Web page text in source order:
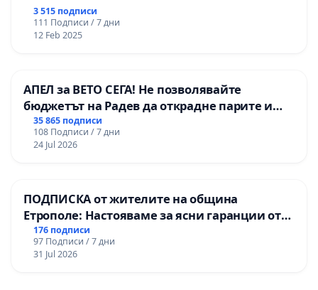
3 515 подписи
111 Подписи / 7 дни
12 Feb 2025
АПЕЛ за ВЕТО СЕГА! Не позволявайте
бюджетът на Радев да открадне парите и
правата ни в тъмното
35 865 подписи
108 Подписи / 7 дни
24 Jul 2026
ПОДПИСКА от жителите на община
Етрополе: Настояваме за ясни гаранции от
“Елаците-МЕД” АД и от държавата, че ще се
изпълнят всички екологични норми!
176 подписи
97 Подписи / 7 дни
31 Jul 2026